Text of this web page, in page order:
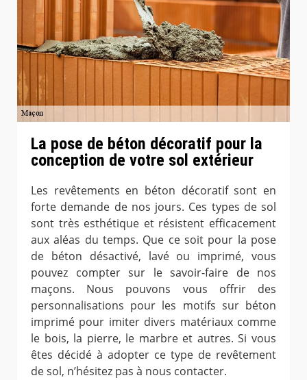
La pose de béton décoratif pour la
conception de votre sol extérieur
Les revêtements en béton décoratif sont en
forte demande de nos jours. Ces types de sol
sont très esthétique et résistent efficacement
aux aléas du temps. Que ce soit pour la pose
de béton désactivé, lavé ou imprimé, vous
pouvez compter sur le savoir-faire de nos
maçons. Nous pouvons vous offrir des
personnalisations pour les motifs sur béton
imprimé pour imiter divers matériaux comme
le bois, la pierre, le marbre et autres. Si vous
êtes décidé à adopter ce type de revêtement
de sol, n’hésitez pas à nous contacter.